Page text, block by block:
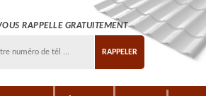
RAPPELLE GRATUITEMENT